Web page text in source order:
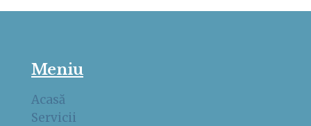
Meniu
Acasă
Servicii